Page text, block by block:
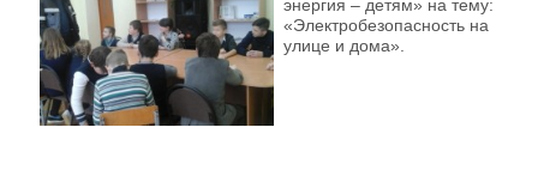
энергия – детям» на тему:
«Электробезопасность на
улице и дома».